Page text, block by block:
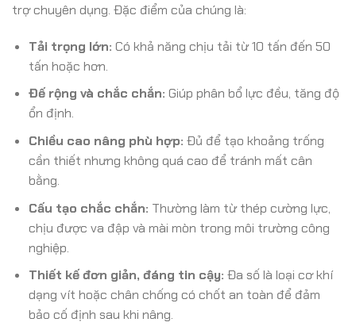
trợ chuyên dụng. Đặc điểm của chúng là:
Tải trọng lớn: Có khả năng chịu tải từ 10 tấn đến 50
tấn hoặc hơn.
Đế rộng và chắc chắn: Giúp phân bổ lực đều, tăng độ
ổn định.
Chiều cao nâng phù hợp: Đủ để tạo khoảng trống
cần thiết nhưng không quá cao để tránh mất cân
bằng.
Cấu tạo chắc chắn: Thường làm từ thép cường lực,
chịu được va đập và mài mòn trong môi trường công
nghiệp.
Thiết kế đơn giản, đáng tin cậy: Đa số là loại cơ khí
dạng vít hoặc chân chống có chốt an toàn để đảm
bảo cố định sau khi nâng.